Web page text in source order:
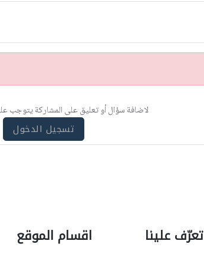
لاضافة سؤال أو تعليق على المشاركة يتوجب
تسجيل الدخول
تعرّف علينا اقسام الموقع